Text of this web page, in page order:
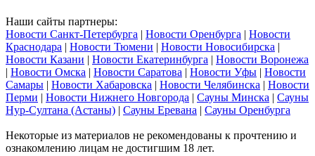
Наши сайты партнеры:
Новости Санкт-Петербурга | Новости Оренбурга | Новости
Краснодара | Новости Тюмени | Новости Новосибирска |
Новости Казани | Новости Екатеринбурга | Новости Воронежа
| Новости Омска | Новости Саратова | Новости Уфы | Новости
Самары | Новости Хабаровска | Новости Челябинска | Новости
Перми | Новости Нижнего Новгорода | Сауны Минска | Сауны
Нур-Султана (Астаны) | Сауны Еревана | Сауны Оренбурга
Некоторые из материалов не рекомендованы к прочтению и
ознакомлению лицам не достигшим 18 лет.